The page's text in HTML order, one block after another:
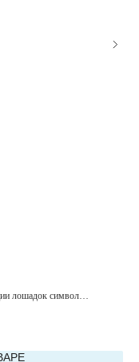
лошадок символ